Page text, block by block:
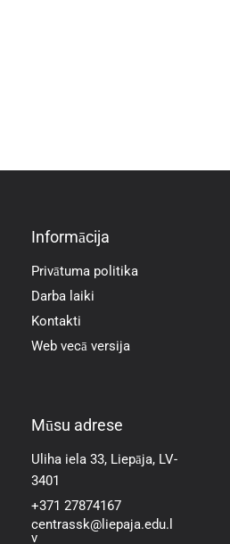
Informācija
Privātuma politika
Darba laiki
Kontakti
Web vecā versija
Mūsu adrese
Uliha iela 33, Liepāja, LV-
3401
+371 27874167
centrassk@liepaja.edu.l
v